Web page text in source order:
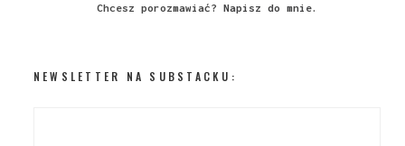
Chcesz porozmawiać? Napisz do mnie.
NEWSLETTER NA SUBSTACKU: